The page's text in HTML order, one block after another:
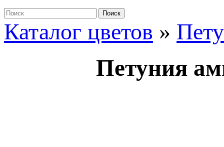
Поиск
Каталог цветов »
Петуния